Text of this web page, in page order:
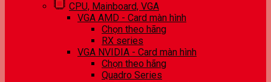
CPU, Mainboard, VGA
VGA AMD - Card màn hình
Chọn theo hãng
RX series
VGA NVIDIA - Card màn hình
Chọn theo hãng
Quadro Series